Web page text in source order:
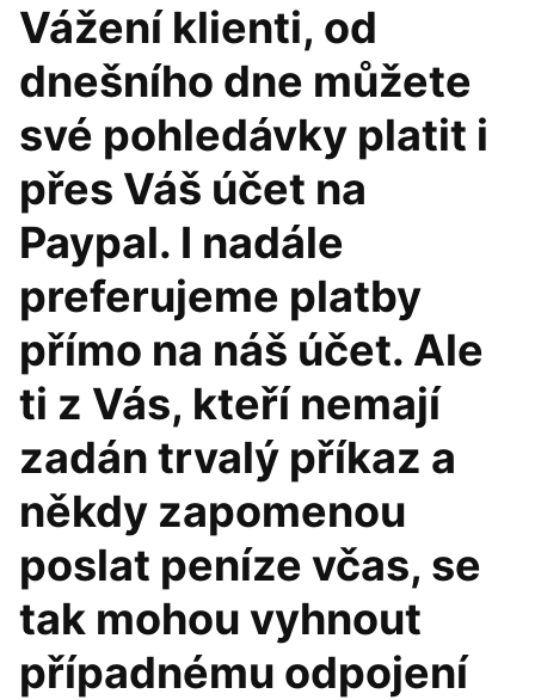
Vážení klienti, od
dnešního dne můžete
své pohledávky platit i
přes Váš účet na
Paypal. I nadále
preferujeme platby
přímo na náš účet. Ale
ti z Vás, kteří nemají
zadán trvalý příkaz a
někdy zapomenou
poslat peníze včas, se
tak mohou vyhnout
případnému odpojení